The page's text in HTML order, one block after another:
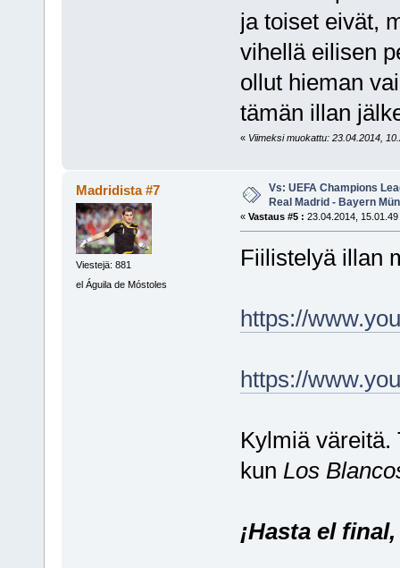
ja toiset eivät,
vihellä eilisen
ollut hieman
tämän illan
« Viimeksi muokattu: 23.04.2014,
Madridista #7
Viestejä: 881
el Águila de Móstoles
Vs: UEFA Champions
Real Madrid - Bayern
« Vastaus #5 : 23.04.2014, 15.01.49
Fiilistelyä illan
https://
https://
Kylmiä väreitä.
kun Los
¡Hasta el